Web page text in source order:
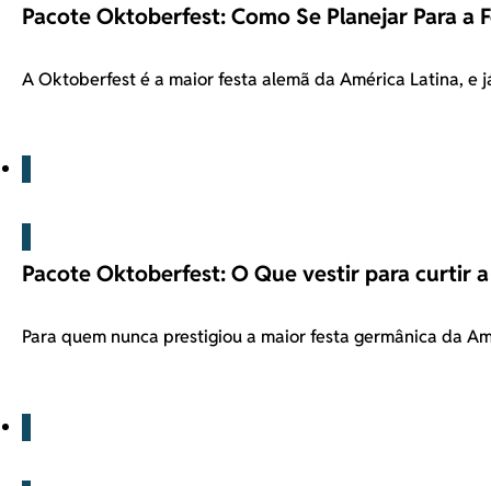
Pacote Oktoberfest: Como Se Planejar Para a
A Oktoberfest é a maior festa alemã da América Latina, e
Pacote Oktoberfest: O Que vestir para curtir
Para quem nunca prestigiou a maior festa germânica da